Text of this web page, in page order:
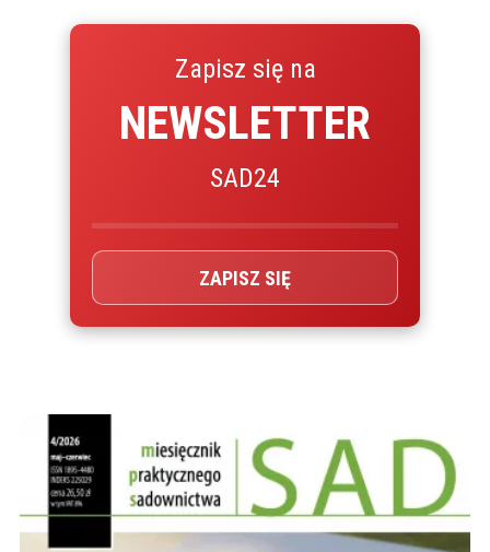
Zapisz się na
NEWSLETTER
SAD24
ZAPISZ SIĘ